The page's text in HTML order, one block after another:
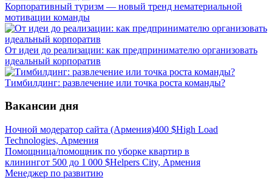
Корпоративный туризм — новый тренд нематериальной
мотивации команды
От идеи до реализации: как предпринимателю организовать
идеальный корпоратив
Тимбилдинг: развлечение или точка роста команды?
Вакансии дня
Ночной модератор сайта (Армения)400 $High Load
Technologies, Армения
Помощница/помощник по уборке квартир в
клинингот 500 до 1 000 $Helpers City, Армения
Менеджер по развитию